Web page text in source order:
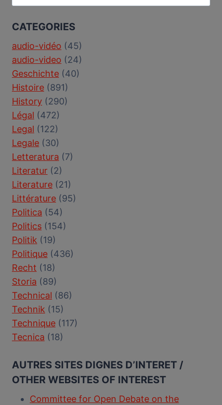
for:
CATEGORIES
audio-vidéo (45)
audio-video (24)
Geschichte (40)
Histoire (891)
History (290)
Légal (472)
Legal (122)
Legale (30)
Letteratura (7)
Literatur (2)
Literature (21)
Littérature (95)
Politica (54)
Politics (154)
Politik (19)
Politique (436)
Recht (18)
Storia (89)
Technical (86)
Technik (15)
Technique (117)
Tecnica (18)
AUTRES SITES DIGNES D’INTERET /
OTHER WEBSITES OF INTEREST
Committee for Open Debate on the